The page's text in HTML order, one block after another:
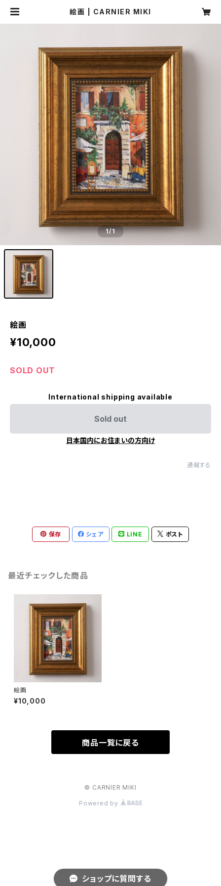
絵画 | CARNIER MIKI
1/1
絵画
¥10,000
SOLD OUT
International shipping available
Sold out
日本国内にお住まいの方向け
通報する
ショップに質問する
保存 シェア LINE ポスト
最近チェックした商品
絵画
¥10,000
商品一覧に戻る
© CARNIER MIKI
Powered by